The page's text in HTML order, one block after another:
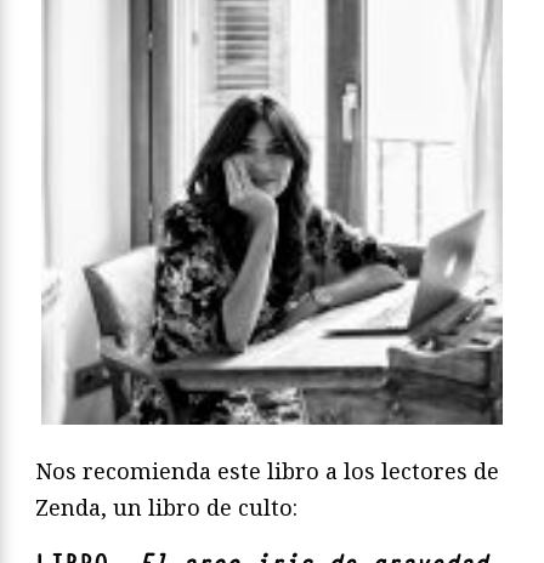
Nos recomienda este libro a los lectores de
Zenda, un libro de culto: